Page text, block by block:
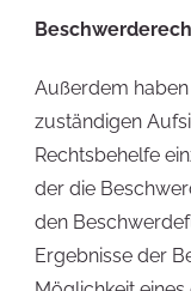
Außerdem
zuständigen
Rechtsbehelfe
der die
den
Ergebnisse der